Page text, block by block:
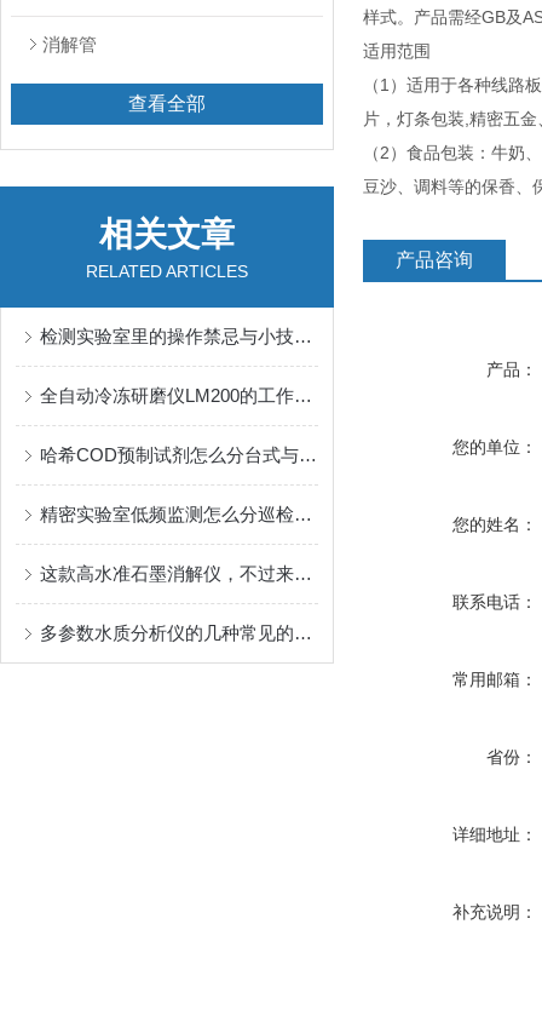
消解管
查看全部
相关文章
RELATED ARTICLES
检测实验室里的操作禁忌与小技巧汇总之二
全自动冷冻研磨仪LM200的工作原理和特点
哈希COD预制试剂怎么分台式与便携：DR3900、DR1900与量程选择怎么对齐
精密实验室低频监测怎么分巡检、诊断与验收：S1、P1、X3分别适合哪些任务
这款高水准石墨消解仪，不过来看一看？
多参数水质分析仪的几种常见的检测方法！
样式。产品需经GB及
适用范围
（1）适用于各种线路
片，灯条包装,精密五
（2）食品包装：牛奶
豆沙、调料等的保香、
产品咨询
产品：
您的单位：
您的姓名：
联系电话：
常用邮箱：
省份：
详细地址：
补充说明：